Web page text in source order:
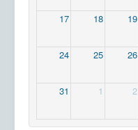
17 18 19
24 25 26
31 1 2